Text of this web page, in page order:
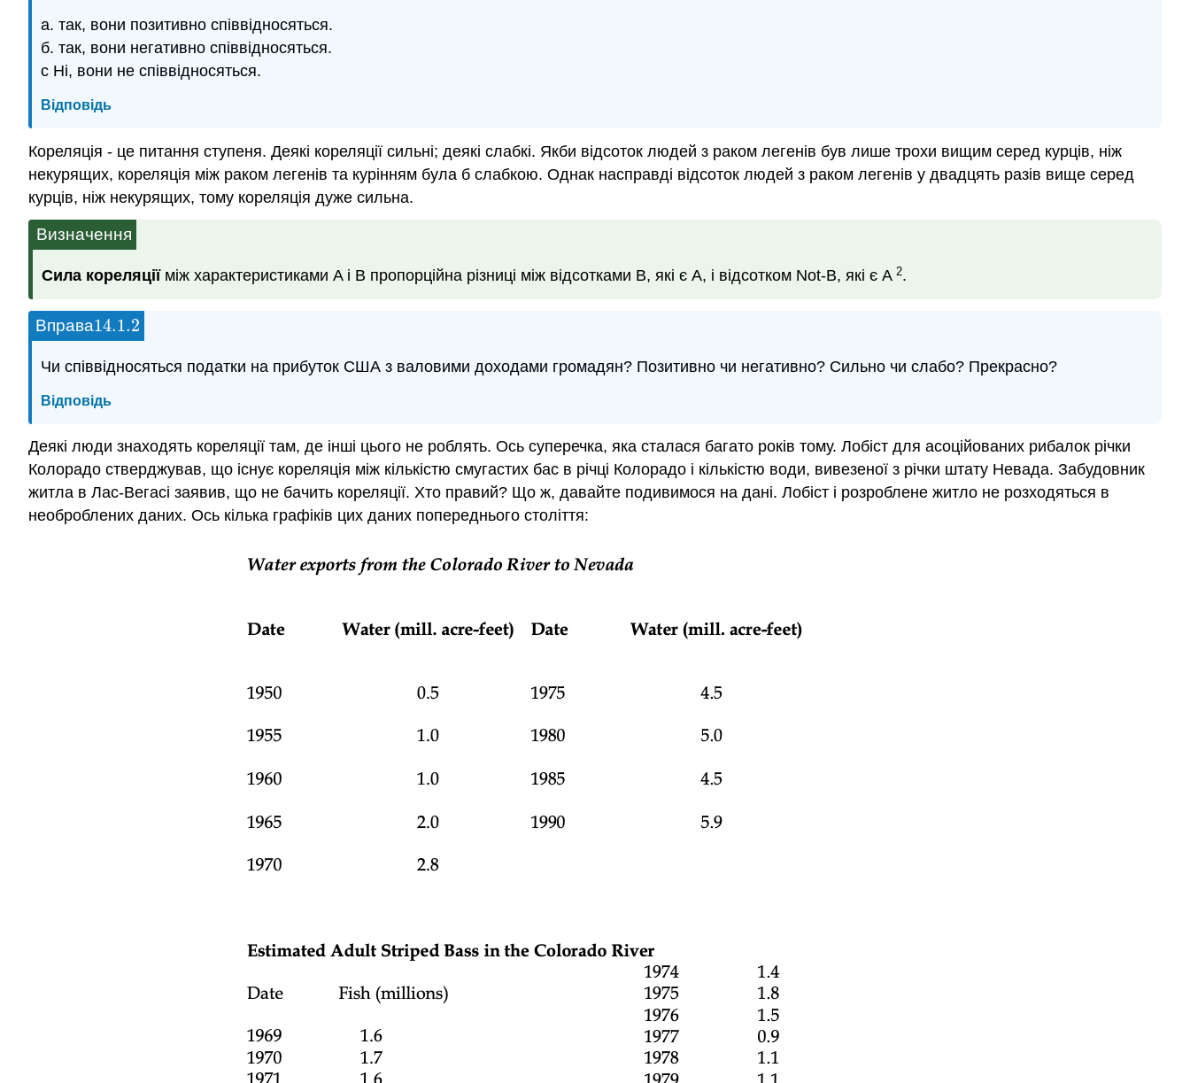
а. так, вони позитивно співвідносяться.
б. так, вони негативно співвідносяться.
c Ні, вони не співвідносяться.
Відповідь
Кореляція - це питання ступеня. Деякі кореляції сильні; деякі слабкі. Якби відсоток людей з раком легенів був лише трохи вищим серед курців, ніж
некурящих, кореляція між раком легенів та курінням була б слабкою. Однак насправді відсоток людей з раком легенів у двадцять разів вище серед
курців, ніж некурящих, тому кореляція дуже сильна.
Визначення
Сила кореляціїміж характеристиками A і B пропорційна різниці між відсотками B, які є A, і відсотком Not-B, які є A 2.
Вправа14.1.2
14.1.2
Чи співвідносяться податки на прибуток США з валовими доходами громадян? Позитивно чи негативно? Сильно чи слабо? Прекрасно?
Відповідь
Деякі люди знаходять кореляції там, де інші цього не роблять. Ось суперечка, яка сталася багато років тому. Лобіст для асоційованих рибалок річки
Колорадо стверджував, що існує кореляція між кількістю смугастих бас в річці Колорадо і кількістю води, вивезеної з річки штату Невада. Забудовник
житла в Лас-Вегасі заявив, що не бачить кореляції. Хто правий? Що ж, давайте подивимося на дані. Лобіст і розроблене житло не розходяться в
необроблених даних. Ось кілька графіків цих даних попереднього століття: